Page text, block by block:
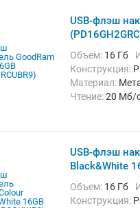
USB-флэш
Объем: 16 Гб
Конструкция:
Материал:
Чтение:20 Мб/
USB-флэш
Black&White
Объем: 16 Гб
Конструкция: